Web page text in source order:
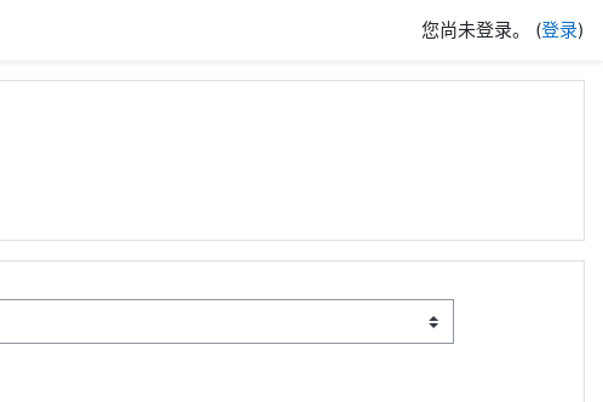
您尚未登录。 (登录)